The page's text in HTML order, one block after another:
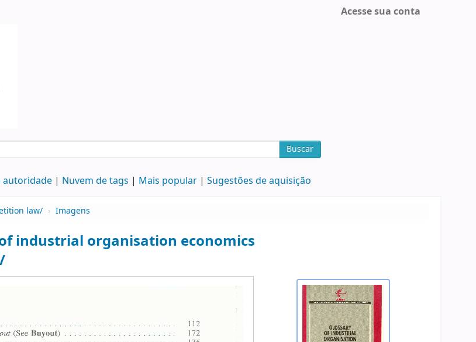
Acesse sua conta
Buscar
autoridade Nuvem de tags Mais popular Sugestões de aquisição
law/ › Imagens
industrial organisation economics